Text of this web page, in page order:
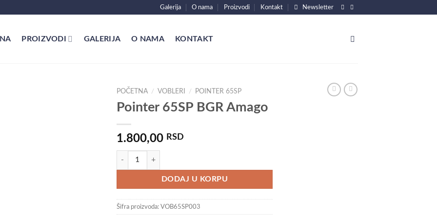
Galerija O nama Proizvodi Kontakt Newsletter
PROIZVODI GALERIJA O NAMA KONTAKT
POČETNA / VOBLERI / POINTER 65SP
Pointer 65SP BGR Amago
1.800,00 RSD
Pointer 65SP BGR Amago količina
DODAJ U KORPU
Šifra proizvoda: VOB65SP003